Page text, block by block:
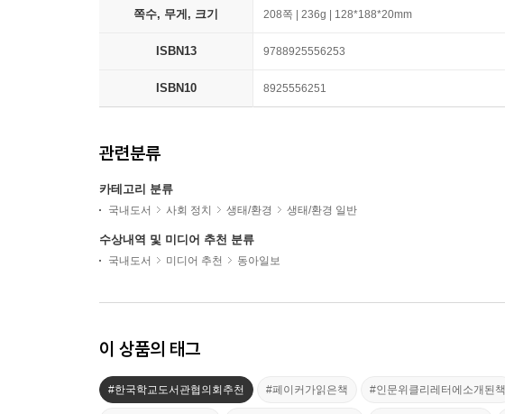
쪽수, 무게, 크기 208쪽 | 236g | 128*188*20mm
ISBN13 9788925556253
ISBN10 8925556251
관련분류
카테고리 분류
국내도서 사회 정치 생태/환경 생태/환경 일반
수상내역 및 미디어 추천 분류
국내도서 미디어 추천 동아일보
이 상품의 태그
#한국학교도서관협의회추천 #페이커가읽은책 #인문위클리레터에소개된책